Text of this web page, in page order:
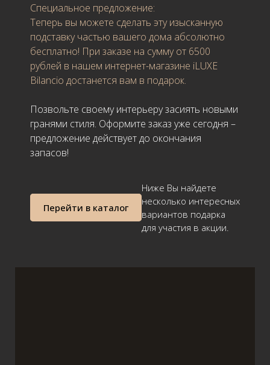
Специальное предложение:
Теперь вы можете сделать эту изысканную
подставку частью вашего дома абсолютно
бесплатно! При заказе на сумму от 6500
рублей в нашем интернет-магазине iLUXE
Bilancio достанется вам в подарок.
Позвольте своему интерьеру засиять новыми
гранями стиля. Оформите заказ уже сегодня –
предложение действует до окончания
запасов!
Перейти в каталог
Ниже Вы найдете
несколько интересных
вариантов подарка
для участия в акции.